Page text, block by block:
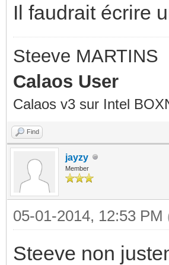
Il faudrait écrire
Steeve MARTINS
Calaos User
Calaos v3 sur Intel
Find
jayzy
Member
05-01-2014, 12:53 PM
Steeve non